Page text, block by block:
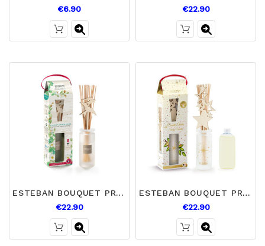
€6.90
€22.90
ESTEBAN BOUQUET PROFUMATO LOTUS E MANDORLA DOLCE
€22.90
ESTEBAN BOUQUET PROFUMATO VANIGLIA
€22.90